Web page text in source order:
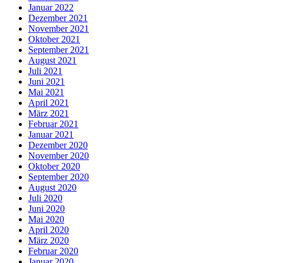
Januar 2022
Dezember 2021
November 2021
Oktober 2021
September 2021
August 2021
Juli 2021
Juni 2021
Mai 2021
April 2021
März 2021
Februar 2021
Januar 2021
Dezember 2020
November 2020
Oktober 2020
September 2020
August 2020
Juli 2020
Juni 2020
Mai 2020
April 2020
März 2020
Februar 2020